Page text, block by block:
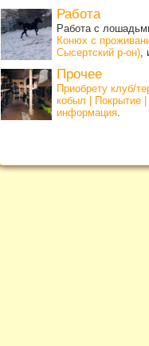
Работа
Работа с
Конюх с
Сысертский р-он),
Прочее
Приобрету клуб/
кобыл | Покрытие
информация.